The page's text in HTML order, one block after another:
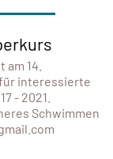
14.
interessierte
- 2021.
Schwimmen